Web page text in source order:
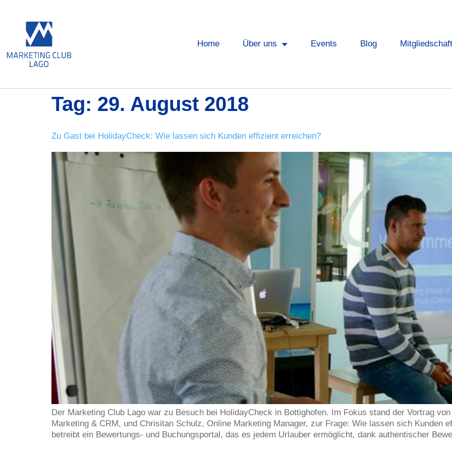
Home Über uns Events Blog Mitgliedschaft
Tag: 29. August 2018
Zu Gast bei HolidayCheck: Wie lassen sich Kunden effizient erreichen?
Der Marketing Club Lago war zu Besuch bei HolidayCheck in Bottighofen. Im Fokus stand der Vortrag
Marketing & CRM, und Chrisitan Schulz, Online Marketing Manager, zur Frage: Wie lassen sich Kunden
betreibt ein Bewertungs- und Buchungsportal, das es jedem Urlauber ermöglicht, dank authentischer